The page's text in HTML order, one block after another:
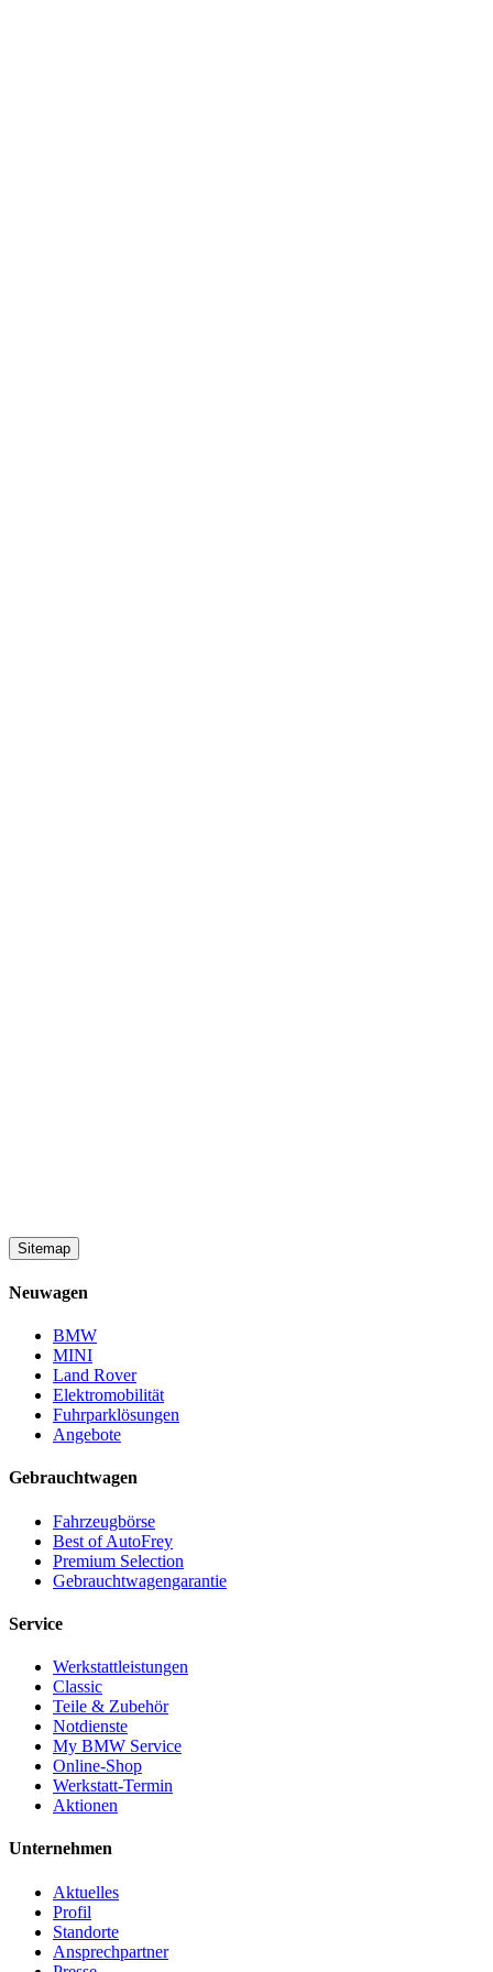
Sitemap
Neuwagen
BMW
MINI
Land Rover
Elektromobilität
Fuhrparklösungen
Angebote
Gebrauchtwagen
Fahrzeugbörse
Best of AutoFrey
Premium Selection
Gebrauchtwagengarantie
Service
Werkstattleistungen
Classic
Teile & Zubehör
Notdienste
My BMW Service
Online-Shop
Werkstatt-Termin
Aktionen
Unternehmen
Aktuelles
Profil
Standorte
Ansprechpartner